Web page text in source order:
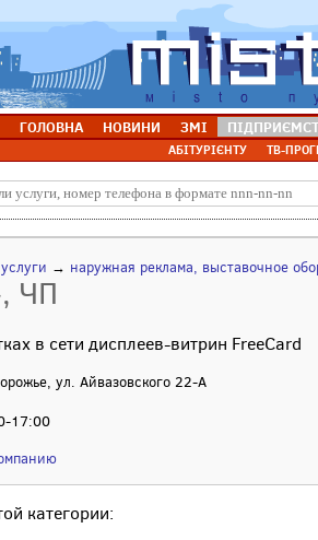
ГОЛОВНА НОВИНИ ЗМІ
АБІТУРІЄНТУ ТВ-
→ наружная реклама, выставочное
ЧП
в сети дисплеев-витрин FreeCard
ул. Айвазовского 22-А
17:00
категории: